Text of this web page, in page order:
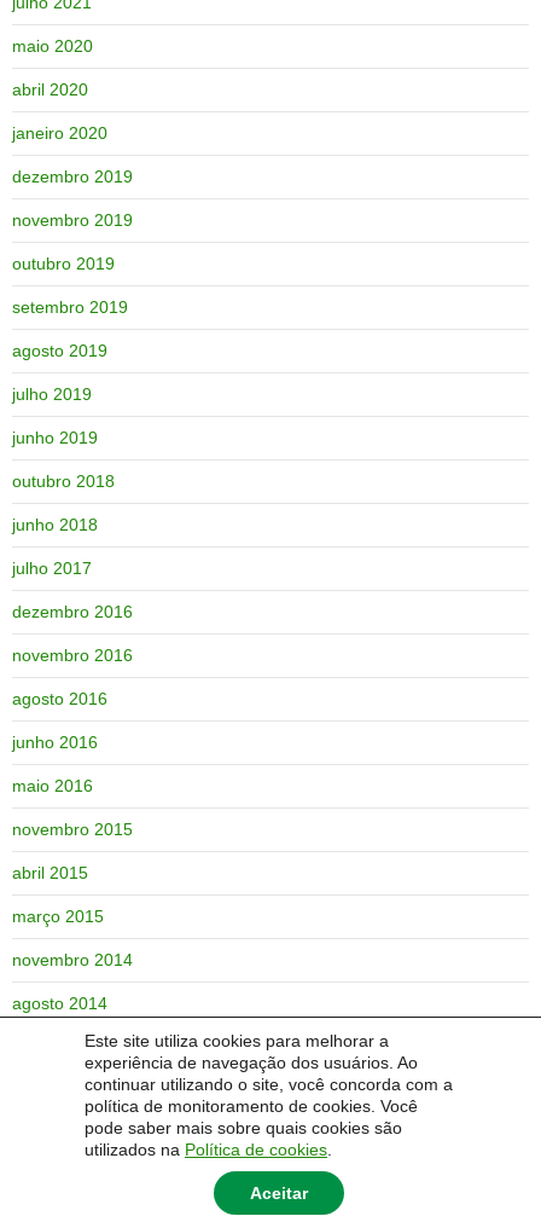
Este site utiliza cookies para melhorar a
experiência de navegação dos usuários. Ao
continuar utilizando o site, você concorda com a
política de monitoramento de cookies. Você
pode saber mais sobre quais cookies são
utilizados na Política de cookies
Aceitar
maio 2020
abril 2020
janeiro 2020
dezembro 2019
novembro 2019
outubro 2019
setembro 2019
agosto 2019
julho 2019
junho 2019
outubro 2018
junho 2018
julho 2017
dezembro 2016
novembro 2016
agosto 2016
junho 2016
maio 2016
novembro 2015
abril 2015
março 2015
novembro 2014
agosto 2014
junho 2014
maio 2014